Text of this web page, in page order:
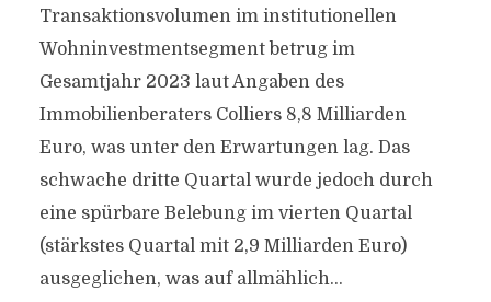
Transaktionsvolumen im institutionellen
Wohninvestmentsegment betrug im
Gesamtjahr 2023 laut Angaben des
Immobilienberaters Colliers 8,8 Milliarden
Euro, was unter den Erwartungen lag. Das
schwache dritte Quartal wurde jedoch durch
eine spürbare Belebung im vierten Quartal
(stärkstes Quartal mit 2,9 Milliarden Euro)
ausgeglichen, was auf allmählich...